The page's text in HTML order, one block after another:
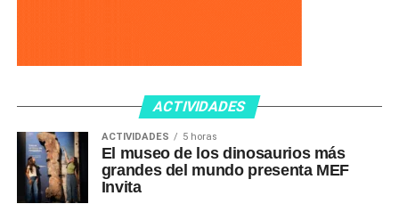
ACTIVIDADES
ACTIVIDADES 5 horas
El museo de los dinosaurios más
grandes del mundo presenta MEF
Invita